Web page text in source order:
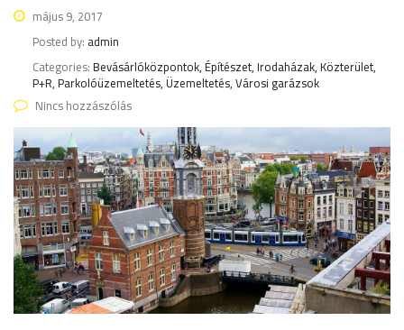
május 9, 2017
Posted by: admin
Categories:Bevásárlóközpontok, Építészet, Irodaházak, Közterület,
P+R, Parkolóüzemeltetés, Üzemeltetés, Városi garázsok
Nincs hozzászólás